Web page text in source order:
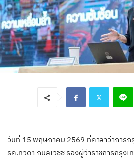
วันที่ 15 พฤษภาคม 2569 ที่ศาลาว่าการ
รศ.ทวิดา กมลเวชช รองผู้ว่าราชการกรุง